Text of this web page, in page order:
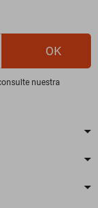
OK
nuestra